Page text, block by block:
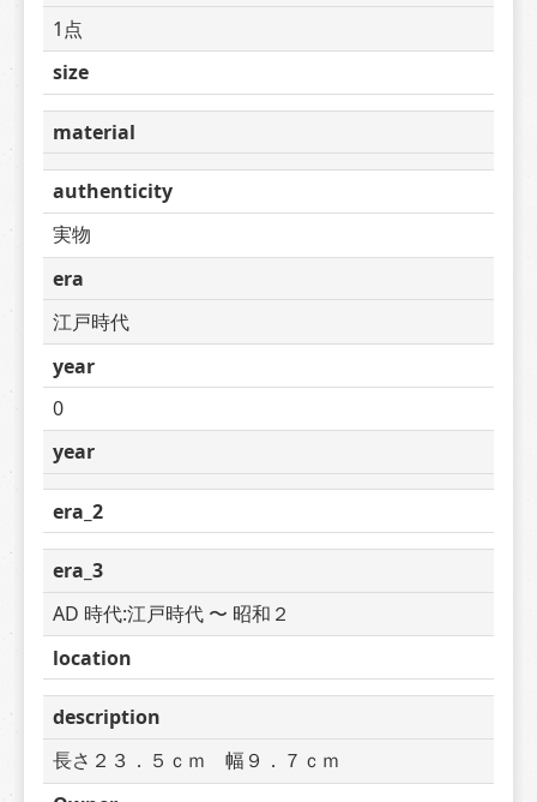
1点
size
material
authenticity
実物
era
江戸時代
year
0
year
era_2
era_3
AD 時代:江戸時代 〜 昭和２
location
description
長さ２３．５ｃｍ　幅９．７ｃｍ